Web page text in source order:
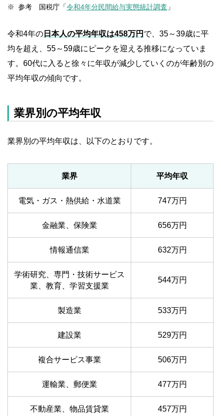
参考 国税庁「令和4年分民間給与実態統計調査 」
令和4年の 日本人の平均年収は458万円 で、35～39歳に平
均を超え、55～59歳にピークを迎える推移になっていま
す。60代に入ると徐々に年収が減少していくのが年齢別の
平均年収の傾向です。
業界別の平均年収
業界別の平均年収は、以下のとおりです。
業界 平均年収
電気・ガス・熱供給・水道業 747万円
金融業、保険業 656万円
情報通信業 632万円
学術研究、専門・技術サービス
業、教育、学習支援業
544万円
製造業 533万円
建設業 529万円
複合サービス事業 506万円
運輸業、郵便業 477万円
不動産業、物品賃貸業 457万円